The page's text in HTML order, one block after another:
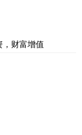
财富增值